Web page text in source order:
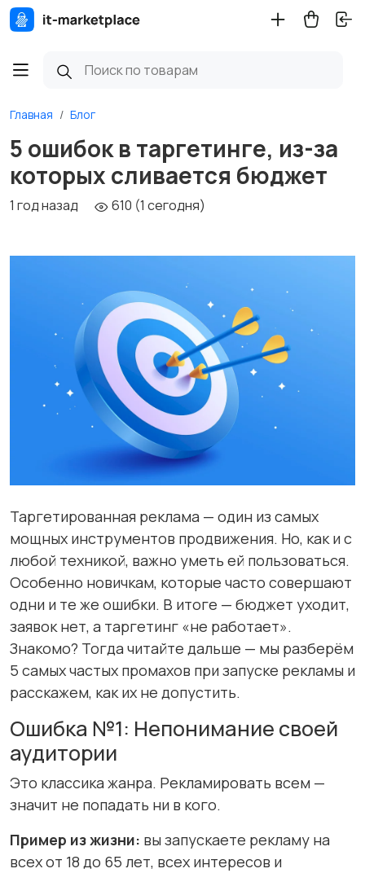
Главная Блог
5 ошибок в таргетинге, из-за
которых сливается бюджет
1 год назад 610 (1 сегодня)
Таргетированная реклама — один из самых
мощных инструментов продвижения. Но, как и с
любой техникой, важно уметь ей пользоваться.
Особенно новичкам, которые часто совершают
одни и те же ошибки. В итоге — бюджет уходит,
заявок нет, а таргетинг «не работает».
Знакомо? Тогда читайте дальше — мы разберём
5 самых частых промахов при запуске рекламы и
расскажем, как их не допустить.
Ошибка №1: Непонимание своей
аудитории
Это классика жанра. Рекламировать всем —
значит не попадать ни в кого.
Пример из жизни: вы запускаете рекламу на
всех от 18 до 65 лет, всех интересов и